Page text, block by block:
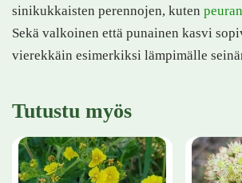
sinikukkaisten perennojen, kuten
Sekä valkoinen että punainen kasvi
vierekkäin esimerkiksi lämpimälle
Tutustu myös